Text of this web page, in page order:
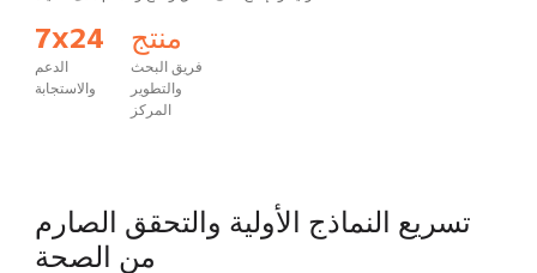
7x24
الدعم
والاستجابة
منتج
فريق البحث
والتطوير
المركز
تسريع النماذج الأولية والتحقق الصارم
من الصحة